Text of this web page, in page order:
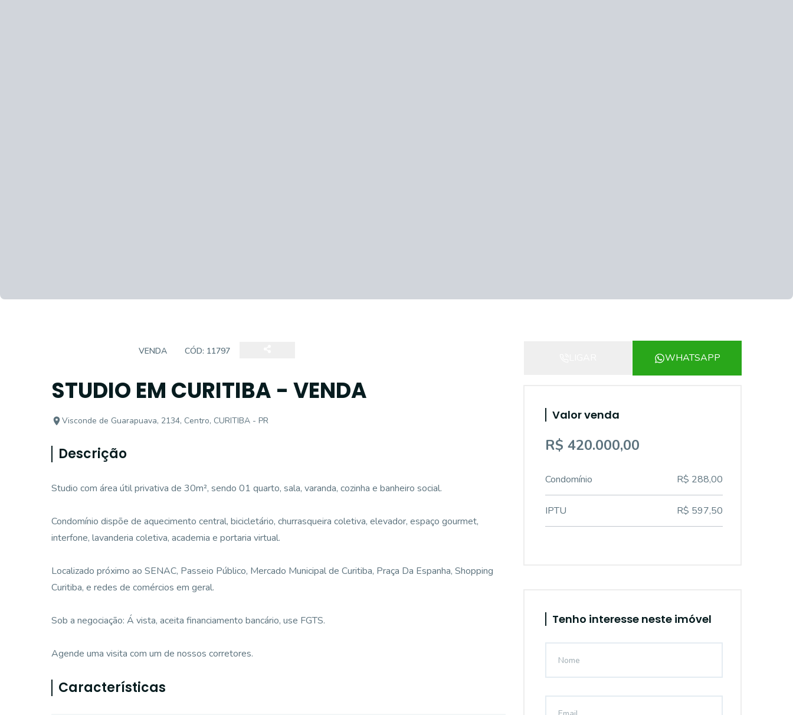
VENDA CÓD: 11797
STUDIO EM CURITIBA - VENDA
Visconde de Guarapuava, 2134, Centro, CURITIBA - PR
Descrição
Studio com área útil privativa de 30m², sendo 01 quarto, sala, varanda, cozinha e banheiro social.
Condomínio dispõe de aquecimento central, bicicletário, churrasqueira coletiva, elevador, espaço gourmet,
interfone, lavanderia coletiva, academia e portaria virtual.
Localizado próximo ao SENAC, Passeio Público, Mercado Municipal de Curitiba, Praça Da Espanha, Shopping
Curitiba, e redes de comércios em geral.
Sob a negociação: Á vista, aceita financiamento bancário, use FGTS.
Agende uma visita com um de nossos corretores.
Características
WHATSAPP
Valor venda
R$ 420.000,00
Condomínio R$ 288,00
IPTU R$ 597,50
Tenho interesse neste imóvel